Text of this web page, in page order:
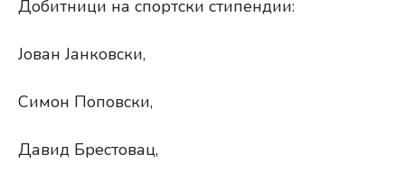
Добитници на спортски стипендии:
Јован Јанковски,
Симон Поповски,
Давид Брестовац,